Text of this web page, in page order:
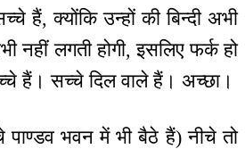
हैं, क्योंकि उन्हों की बिन्दी अभी
नहीं लगती होगी, इसलिए फर्क हो
हैं। सच्चे दिल वाले हैं। अच्छा।
भवन में भी बैठे हैं) नीचे तो